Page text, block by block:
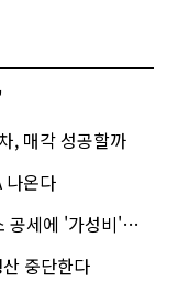
, 매각 성공할까
나온다
'가성비'로 맞불
중단한다